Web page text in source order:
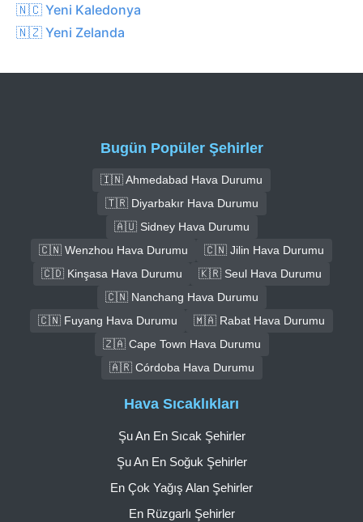
🇳🇨 Yeni Kaledonya
🇳🇿 Yeni Zelanda
Bugün Popüler Şehirler
🇮🇳 Ahmedabad Hava Durumu
🇹🇷 Diyarbakır Hava Durumu
🇦🇺 Sidney Hava Durumu
🇨🇳 Wenzhou Hava Durumu
🇨🇳 Jilin Hava Durumu
🇨🇩 Kinşasa Hava Durumu
🇰🇷 Seul Hava Durumu
🇨🇳 Nanchang Hava Durumu
🇨🇳 Fuyang Hava Durumu
🇲🇦 Rabat Hava Durumu
🇿🇦 Cape Town Hava Durumu
🇦🇷 Córdoba Hava Durumu
Hava Sıcaklıkları
Şu An En Sıcak Şehirler
Şu An En Soğuk Şehirler
En Çok Yağış Alan Şehirler
En Rüzgarlı Şehirler